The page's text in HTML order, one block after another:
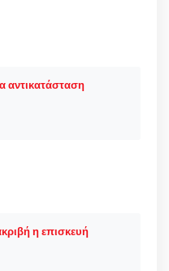
αντικατάσταση
η επισκευή